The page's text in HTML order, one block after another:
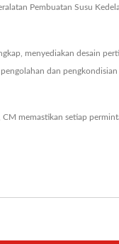
Pembuatan Susu
menyediakan desain
dan
memastikan setiap